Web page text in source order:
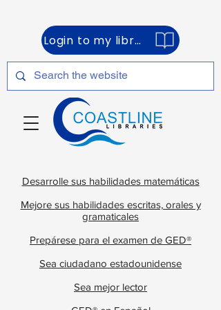
Login to my library account
Desarrolle sus habilidades matemáticas
Mejore sus habilidades escritas, orales y
gramaticales
Prepárese para el examen de GED®
Sea ciudadano estadounidense
Sea mejor lector